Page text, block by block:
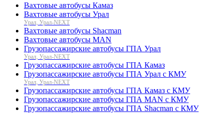
Вахтовые автобусы Камаз
Вахтовые автобусы Урал
Урал, Урал-NEXT
Вахтовые автобусы Shacman
Вахтовые автобусы MAN
Грузопассажирские автобусы ГПА Урал
Урал, Урал-NEXT
Грузопассажирские автобусы ГПА Камаз
Грузопассажирские автобусы ГПА Урал с КМУ
Урал, Урал-NEXT
Грузопассажирские автобусы ГПА Камаз с КМУ
Грузопассажирские автобусы ГПА MAN с КМУ
Грузопассажирские автобусы ГПА Shacman с КМУ